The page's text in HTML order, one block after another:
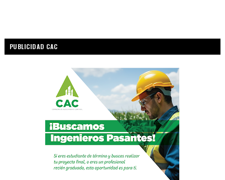
PUBLICIDAD CAC